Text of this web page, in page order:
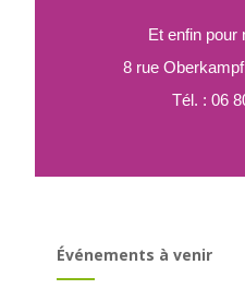
Et enfin pour
8 rue
Tél. : 06
Événements à venir